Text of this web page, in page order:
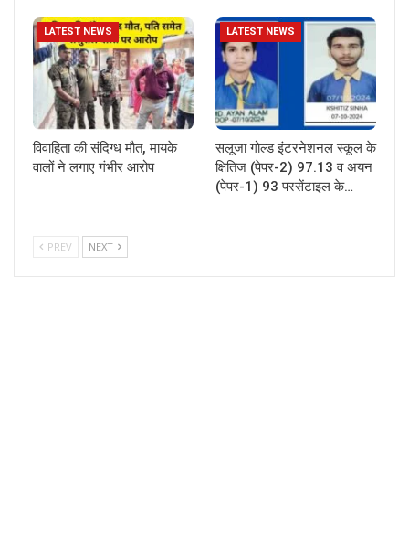
LATEST NEWS
विवाहिता की संदिग्ध मौत, मायके
वालों ने लगाए गंभीर आरोप
LATEST NEWS
सलूजा गोल्ड इंटरनेशनल स्कूल के
क्षितिज (पेपर-2) 97.13 व अयन
(पेपर-1) 93 परसेंटाइल के…
PREV NEXT